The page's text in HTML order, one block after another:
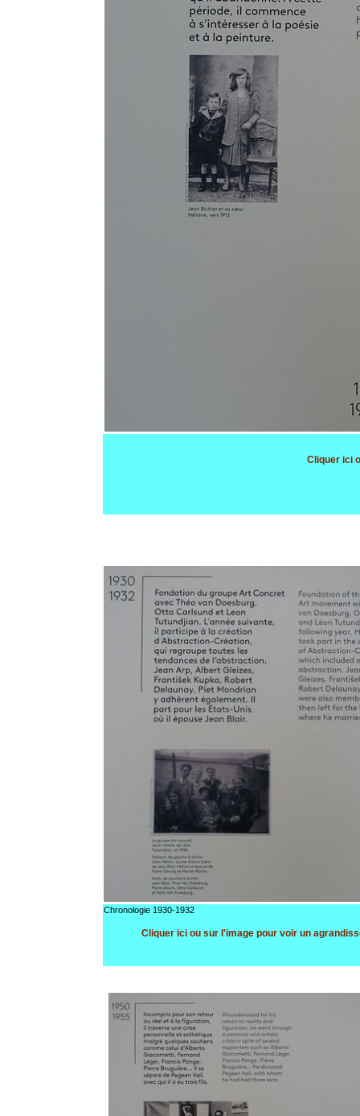
Cliquer ici
Chronologie 1930-1932
Cliquer ici ou sur l'image pour voir un